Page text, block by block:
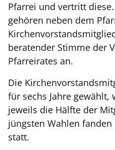
Pfarrei und vertritt
gehören neben dem
beratender Stimme der
Pfarreirates an.
Die
für sechs Jahre gewählt,
jeweils die Hälfte der
jüngsten Wahlen
statt.